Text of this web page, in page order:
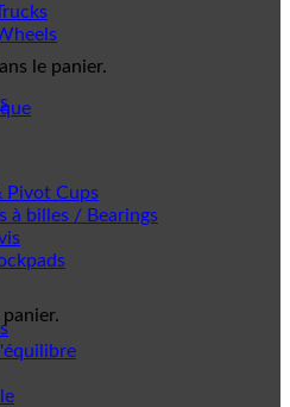
le panier.
Pivot Cups
à billes / Bearings